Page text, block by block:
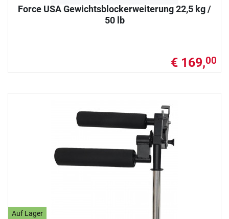
Force USA Gewichtsblockerweiterung 22,5 kg /
50 lb
€ 169,00
Auf Lager